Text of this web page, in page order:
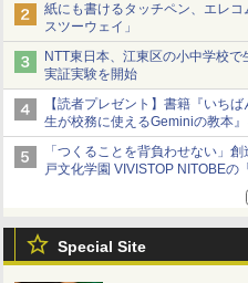
紙にも書けるタッチペン、エレコ
スツーウェイ」
NTT東日本、江東区の小中学校で
実証実験を開始
【読者プレゼント】書籍『いち
生が校務に使えるGeminiの教本
様にプレゼント ――応募締切は
日（水）まで
「つくることを背負わせない」
戸文化学園 VIVISTOP NITOBEの
Special Site